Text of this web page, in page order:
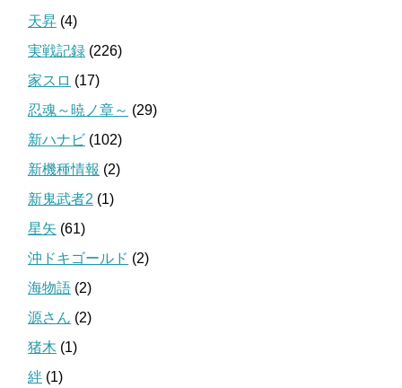
天昇 (4)
実戦記録 (226)
家スロ (17)
忍魂～暁ノ章～ (29)
新ハナビ (102)
新機種情報 (2)
新鬼武者2 (1)
星矢 (61)
沖ドキゴールド (2)
海物語 (2)
源さん (2)
猪木 (1)
絆 (1)